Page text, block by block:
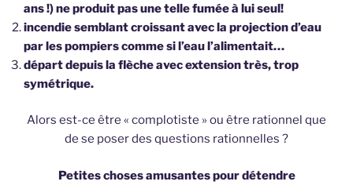
ans !) ne produit pas une telle fumée à lui seul!
incendie semblant croissant avec la projection d’eau
par les pompiers comme si l’eau l’alimentait…
départ depuis la flèche avec extension très, trop
symétrique.
Alors est-ce être « complotiste » ou être rationnel que
de se poser des questions rationnelles ?
Petites choses amusantes pour détendre